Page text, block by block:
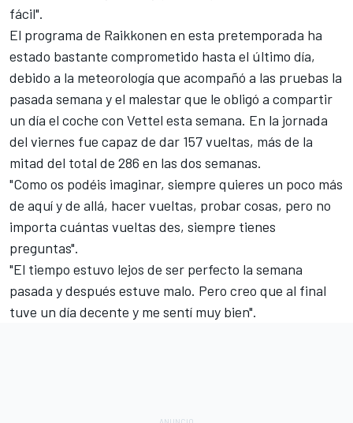
fácil".
El programa de Raikkonen en esta pretemporada ha
estado bastante comprometido hasta el último día,
debido a la meteorología que acompañó a las pruebas la
pasada semana y el malestar que le obligó a compartir
un día el coche con Vettel esta semana. En la jornada
del viernes fue capaz de dar 157 vueltas, más de la
mitad del total de 286 en las dos semanas.
"Como os podéis imaginar, siempre quieres un poco más
de aquí y de allá, hacer vueltas, probar cosas, pero no
importa cuántas vueltas des, siempre tienes
preguntas".
"El tiempo estuvo lejos de ser perfecto la semana
pasada y después estuve malo. Pero creo que al final
tuve un día decente y me sentí muy bien".